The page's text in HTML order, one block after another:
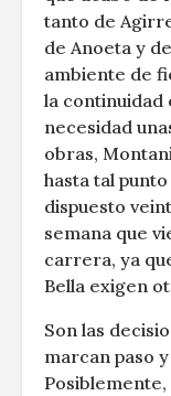
tanto de
de Anoeta y
ambiente de
la continuidad
necesidad
obras,
hasta tal
dispuesto
semana que
carrera, ya
Bella exigen
Son las
marcan paso